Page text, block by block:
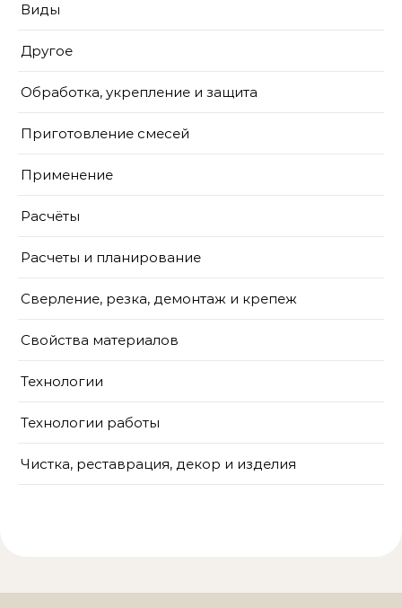
Виды
Другое
Обработка, укрепление и защита
Приготовление смесей
Применение
Расчёты
Расчеты и планирование
Сверление, резка, демонтаж и крепеж
Свойства материалов
Технологии
Технологии работы
Чистка, реставрация, декор и изделия